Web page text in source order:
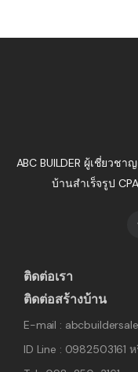
ABC BUILDER ผู้เชี่ยวช
บ้านสำเร็จรูป
ติดต่อเรา
ติดต่อสร้างบ้าน
E-mail :
ID Line : 0982503161